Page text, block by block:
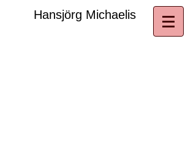
​Hansjörg Michaelis